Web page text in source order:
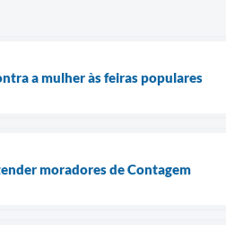
a mulher às feiras populares
moradores de Contagem